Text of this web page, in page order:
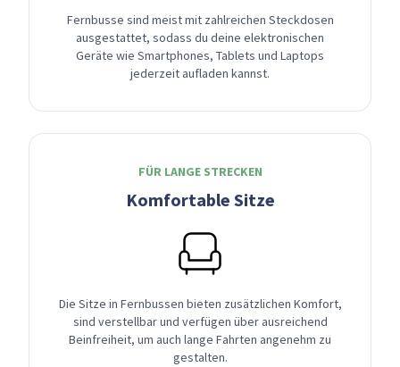
Fernbusse sind meist mit zahlreichen Steckdosen
ausgestattet, sodass du deine elektronischen
Geräte wie Smartphones, Tablets und Laptops
jederzeit aufladen kannst.
FÜR LANGE STRECKEN
Komfortable Sitze
Die Sitze in Fernbussen bieten zusätzlichen Komfort,
sind verstellbar und verfügen über ausreichend
Beinfreiheit, um auch lange Fahrten angenehm zu
gestalten.